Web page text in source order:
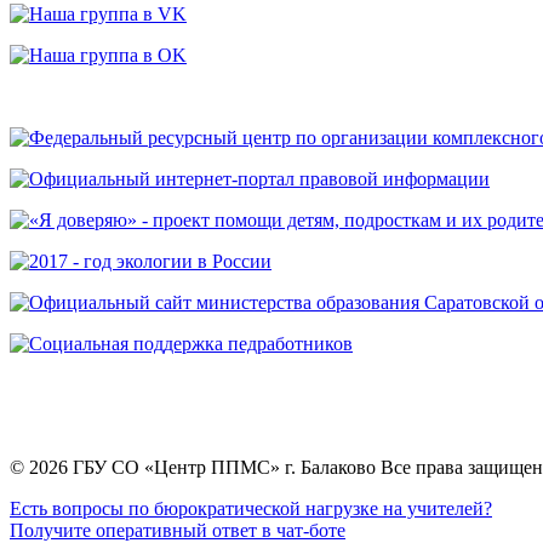
© 2026 ГБУ СО «Центр ППМС» г. Балаково Все права
Есть вопросы по бюрократической нагрузке на учителей?
Получите оперативный ответ в чат-боте